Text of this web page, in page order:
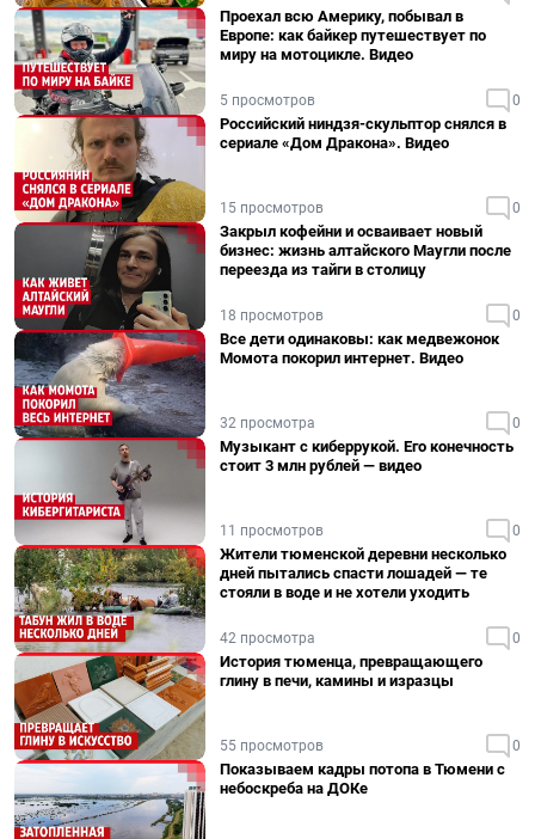
Проехал всю Америку, побывал в
Европе: как байкер путешествует по
миру на мотоцикле. Видео
5 просмотров 0
Российский ниндзя-скульптор снялся в
сериале «Дом Дракона». Видео
15 просмотров 0
Закрыл кофейни и осваивает новый
бизнес: жизнь алтайского Маугли после
переезда из тайги в столицу
18 просмотров 0
Все дети одинаковы: как медвежонок
Момота покорил интернет. Видео
32 просмотра 0
Музыкант с киберрукой. Его конечность
стоит 3 млн рублей — видео
11 просмотров 0
Жители тюменской деревни несколько
дней пытались спасти лошадей — те
стояли в воде и не хотели уходить
42 просмотра 0
История тюменца, превращающего
глину в печи, камины и изразцы
55 просмотров 0
Показываем кадры потопа в Тюмени с
небоскреба на ДОКе